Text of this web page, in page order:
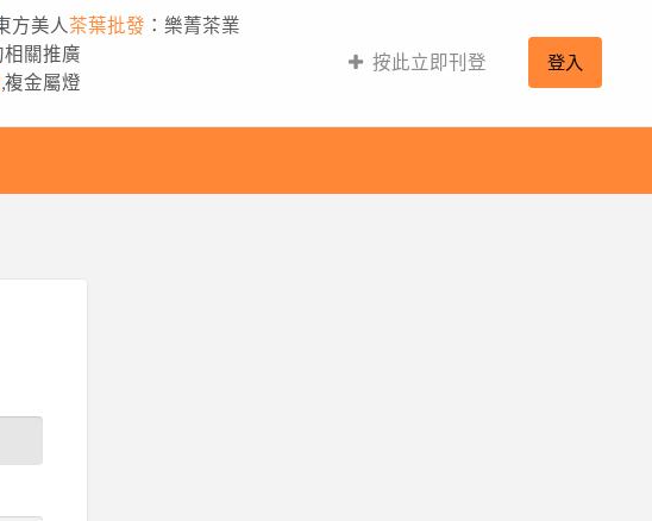
方美人 茶葉批發 ：樂菁茶業
相關推廣
,複金屬燈
按此立即刊登 登入